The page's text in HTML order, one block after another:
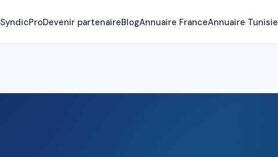
SyndicProDevenir partenaireBlogAnnuaire FranceAnnuaire Tunisie